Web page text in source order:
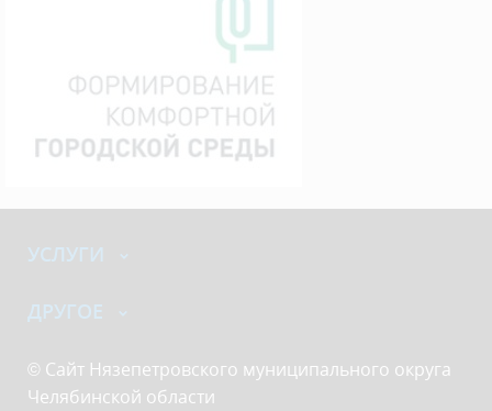
УСЛУГИ
ДРУГОЕ
© Сайт Нязепетровского муниципального округа
Челябинской области